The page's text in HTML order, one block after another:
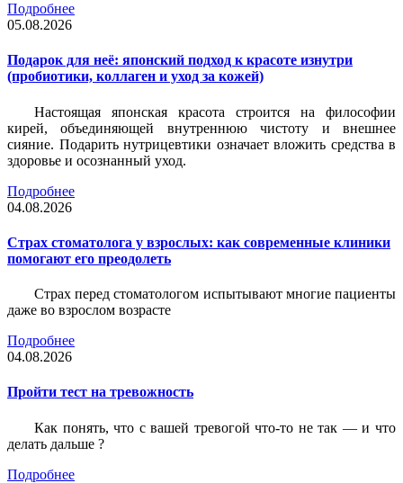
Подробнее
05.08.2026
Подарок для неё: японский подход к красоте изнутри
(пробиотики, коллаген и уход за кожей)
Настоящая японская красота строится на философии
кирей, объединяющей внутреннюю чистоту и внешнее
сияние. Подарить нутрицевтики означает вложить средства в
здоровье и осознанный уход.
Подробнее
04.08.2026
Страх стоматолога у взрослых: как современные клиники
помогают его преодолеть
Страх перед стоматологом испытывают многие пациенты
даже во взрослом возрасте
Подробнее
04.08.2026
Пройти тест на тревожность
Как понять, что с вашей тревогой что-то не так — и что
делать дальше ?
Подробнее